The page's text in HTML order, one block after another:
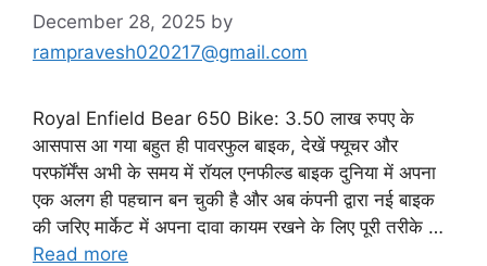
December 28, 2025 by
rampravesh020217@gmail.com
Royal Enfield Bear 650 Bike: 3.50 लाख रुपए के
आसपास आ गया बहुत ही पावरफुल बाइक, देखें फ्यूचर और
परफॉर्मेंस अभी के समय में रॉयल एनफील्ड बाइक दुनिया में अपना
एक अलग ही पहचान बन चुकी है और अब कंपनी द्वारा नई बाइक
की जरिए मार्केट में अपना दावा कायम रखने के लिए पूरी तरीके …
Read more